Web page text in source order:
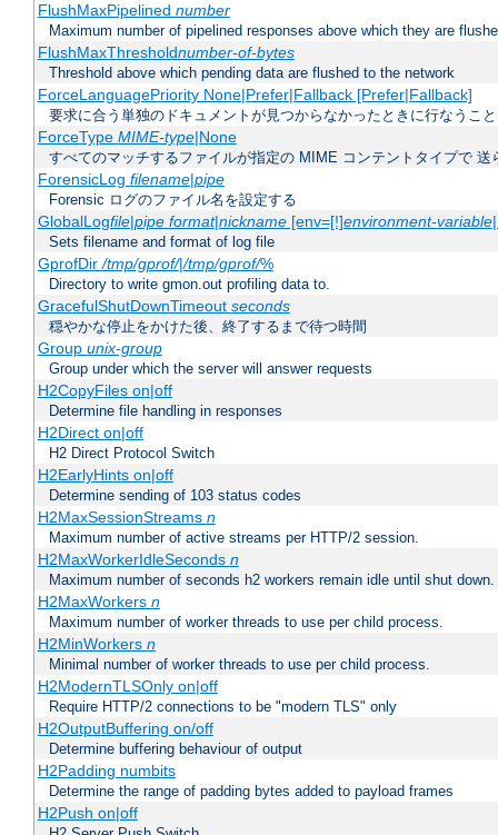
FlushMaxPipelined number
Maximum number of pipelined responses above which they are
FlushMaxThresholdnumber-of-bytes
Threshold above which pending data are flushed to the network
ForceLanguagePriority None|Prefer|Fallback [Prefer|Fallback]
要求に合う単独のドキュメントが見つからなかったときに行なうこ
ForceType MIME-type|None
すべてのマッチするファイルが指定の MIME コンテントタイプで 送
ForensicLog filename|pipe
Forensic ログのファイル名を設定する
GlobalLogfile|pipe format|nickname[env=[!]environment-variable
Sets filename and format of log file
GprofDir/tmp/gprof/|/tmp/gprof/%
Directory to write gmon.out profiling data to.
GracefulShutDownTimeout seconds
穏やかな停止をかけた後、終了するまで待つ時間
Group unix-group
Group under which the server will answer requests
H2CopyFiles on|off
Determine file handling in responses
H2Direct on|off
H2 Direct Protocol Switch
H2EarlyHints on|off
Determine sending of 103 status codes
H2MaxSessionStreams n
Maximum number of active streams per HTTP/2 session.
H2MaxWorkerIdleSeconds n
Maximum number of seconds h2 workers remain idle until shut down.
H2MaxWorkers n
Maximum number of worker threads to use per child process.
H2MinWorkers n
Minimal number of worker threads to use per child process.
H2ModernTLSOnly on|off
Require HTTP/2 connections to be "modern TLS" only
H2OutputBuffering on/off
Determine buffering behaviour of output
H2Padding numbits
Determine the range of padding bytes added to payload frames
H2Push on|off